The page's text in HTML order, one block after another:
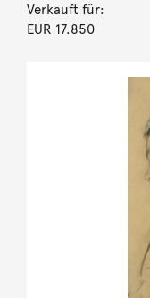
Verkauft für:
EUR 17.850